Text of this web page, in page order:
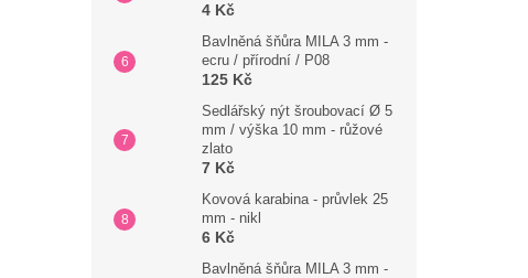
4 Kč
Bavlněná šňůra MILA 3 mm -
ecru / přírodní / P08
125 Kč
Sedlářský nýt šroubovací Ø 5
mm / výška 10 mm - růžové
zlato
7 Kč
Kovová karabina - průvlek 25
mm - nikl
6 Kč
Bavlněná šňůra MILA 3 mm -